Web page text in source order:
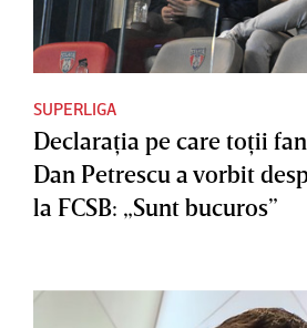
SUPERLIGA
Declaraţia pe care toţii
Dan Petrescu a vorbit
la FCSB: „Sunt bucuros”